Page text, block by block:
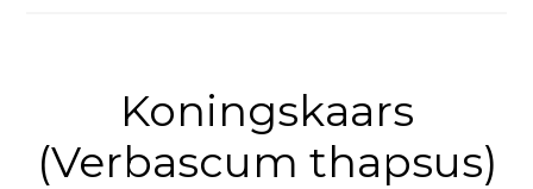
Koningskaars
(Verbascum thapsus)